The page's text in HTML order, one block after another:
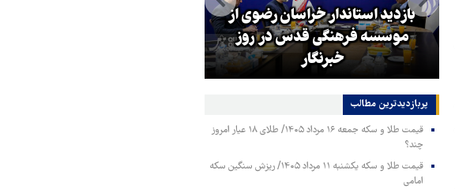
بازدید استاندار خراسان رضوی از
موسسه فرهنگی قدس در روز
خبرنگار
پربازدیدترین‌ مطالب
قیمت طلا و سکه جمعه ۱۶ مرداد ۱۴۰۵/ طلای ۱۸ عیار امروز
چند؟
قیمت طلا و سکه یکشنبه ۱۱ مرداد ۱۴۰۵/ ریزش سنگین سکه
امامی